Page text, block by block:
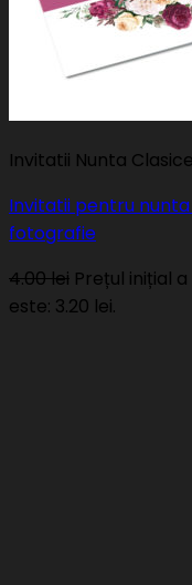
Invitatii Nunta Clasice
Invitatii pentru
fotografie
4.00lei Prețul inițial
este: 3.20 lei.